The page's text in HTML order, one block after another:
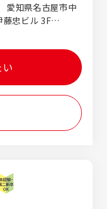
要な工程の検討、
定 設備能力・生産
目的とした工程改
基準書の作成、検査
品精度を満たすため
数設定・タクトタ
に向けた検討および
せ
知県名古屋市中
忠ビル 3F
崎1-6-1 TOC大
望を考慮し、決定
ん。